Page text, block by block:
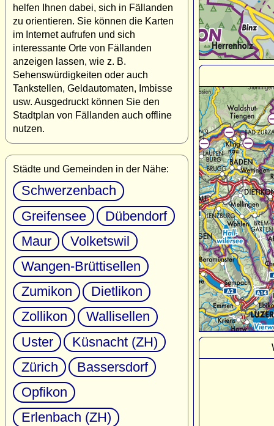
helfen Ihnen dabei, sich in Fällanden
zu orientieren. Sie können die Karten
im Internet aufrufen und sich
interessante Orte von Fällanden
anzeigen lassen, wie z. B.
Sehenswürdigkeiten oder auch
Tankstellen, Geldautomaten, Imbisse
usw. Ausgedruckt können Sie den
Stadtplan von Fällanden auch offline
nutzen.
Städte und Gemeinden in der Nähe:
Schwerzenbach
Greifensee
Dübendorf
Maur
Volketswil
Wangen-Brüttisellen
Zumikon
Dietlikon
Zollikon
Wallisellen
Uster
Küsnacht (ZH)
Zürich
Bassersdorf
Opfikon
Erlenbach (ZH)